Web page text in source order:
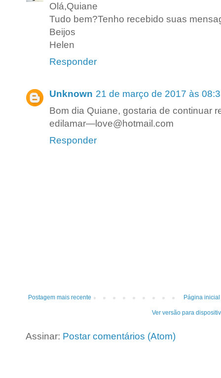
Olá,Quiane
Tudo bem?Tenho recebido suas
Beijos
Helen
Responder
Unknown 21 de março de 2017 às
Bom dia Quiane, gostaria de continuar
edilamar—love@hotmail.com
Responder
Postagem mais recente Página inicial
Ver versão para
Assinar: Postar comentários (Atom)